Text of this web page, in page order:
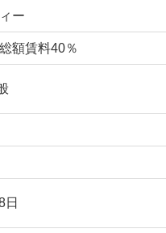
ー
額賃料40％
日